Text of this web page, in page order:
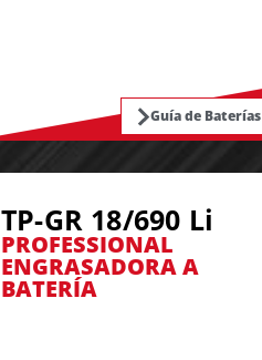
Guía de Baterías
TP-GR 18/690 Li
PROFESSIONAL
ENGRASADORA A
BATERÍA